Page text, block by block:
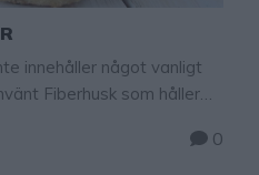
innehåller något vanligt
Fiberhusk som håller
otroligt fluffigt, saftigt
0